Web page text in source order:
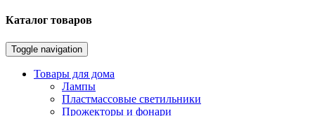
Каталог товаров
Toggle navigation
Товары для дома
Лампы
Пластмассовые светильники
Прожекторы и фонари